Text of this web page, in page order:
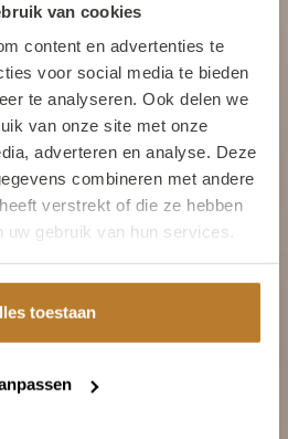
van cookies
content en advertenties te
voor social media te bieden
te analyseren. Ook delen we
van onze site met onze
adverteren en analyse. Deze
combineren met andere
verstrekt of die ze hebben
gebruik van hun services.
toestaan
de Kloosterwinkel
Koningshoeven
moet u 18 jaar of
zijn.
18 jaar of ouder
Nee
Koningshoeven staan aan de wieg
gemaakt met
een goede structuur en